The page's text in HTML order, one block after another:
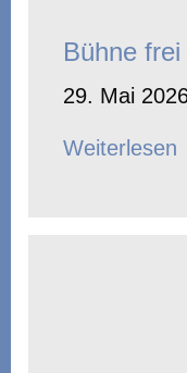
Bühne frei
29. Mai
Weiterlesen